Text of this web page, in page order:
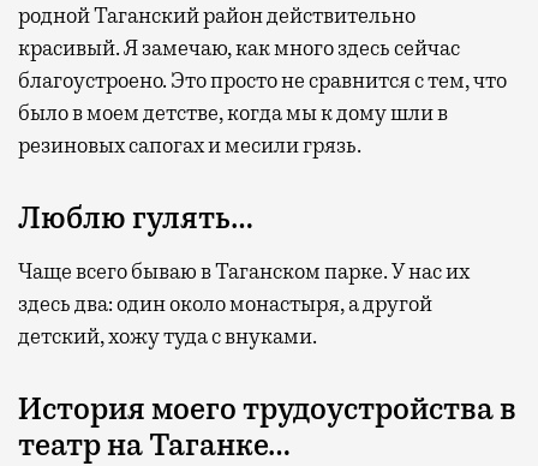
родной Таганский район действительно
красивый. Я замечаю, как много здесь сейчас
благоустроено. Это просто не сравнится с тем, что
было в моем детстве, когда мы к дому шли в
резиновых сапогах и месили грязь.
Люблю гулять…
Чаще всего бываю в Таганском парке. У нас их
здесь два: один около монастыря, а другой
детский, хожу туда с внуками.
История моего трудоустройства в
театр на Таганке…